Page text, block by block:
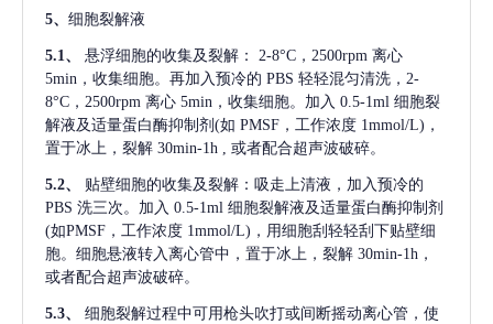
5、 细胞裂解液
5.1、 悬浮细胞的收集及裂解：
2-8°C，2500rpm 离心
5min，收集细胞。再加入预冷的 PBS 轻轻混匀清洗，2-
8°C，2500rpm 离心 5min，收集细胞。加入 0.5-1ml 细胞裂
解液及适量蛋白酶抑制剂(如 PMSF，工作浓度 1mmol/L)，
置于冰上，裂解 30min-1h , 或者配合超声波破碎。
5.2、
贴壁细胞的收集及裂解：吸走上清液，加入预冷的
PBS 洗三次。加入 0.5-1ml 细胞裂解液及适量蛋白酶抑制剂
(如PMSF，工作浓度 1mmol/L)，用细胞刮轻轻刮下贴壁细
胞。细胞悬液转入离心管中，置于冰上，裂解 30min-1h，
或者配合超声波破碎。
5.3、
细胞裂解过程中可用枪头吹打或间断摇动离心管，使